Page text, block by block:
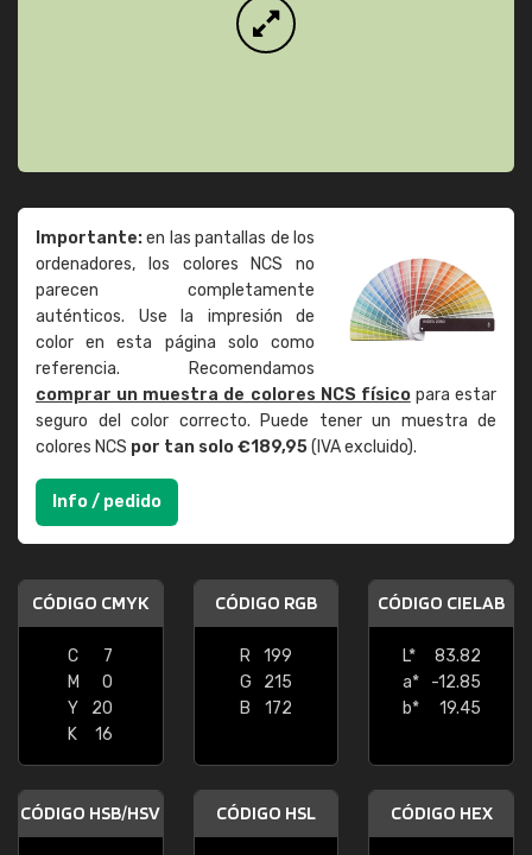
Importante:en las pantallas de los
ordenadores, los colores NCS no
parecen completamente
auténticos. Use la impresión de
color en esta página solo como
referencia. Recomendamos
comprar un muestra de colores NCS físicopara estar
seguro del color correcto. Puede tener un muestra de
colores NCS por tan solo €189,95(IVA excluido).
Info / pedido
CÓDIGO CMYK
C
7
M
0
Y
20
K
16
CÓDIGO RGB
R
199
G
215
B
172
CÓDIGO CIELAB
L*
83.82
a*
-12.85
b*
19.45
CÓDIGO HSB/HSV CÓDIGO HSL CÓDIGO HEX